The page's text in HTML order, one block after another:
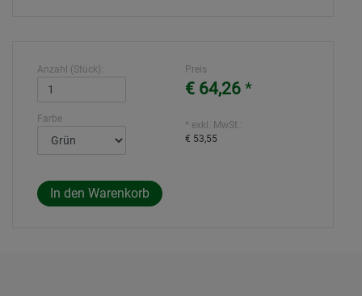
Anzahl (Stück):
Farbe
Preis
€ 64,26 *
* exkl. MwSt.:
€ 53,55